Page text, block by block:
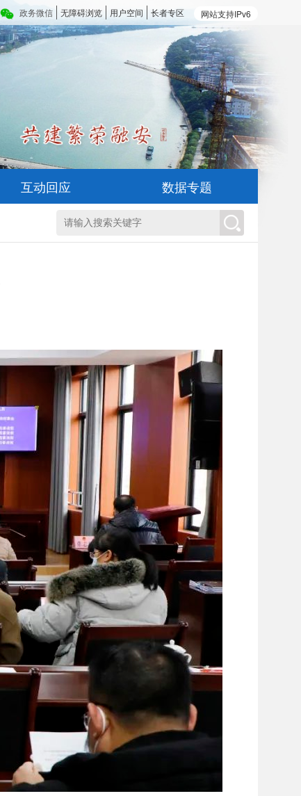
网站支持IPv6
政务微信 无障碍浏览 用户空间 长者专区
互动回应 数据专题